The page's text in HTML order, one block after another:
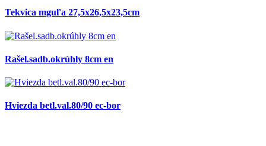
Tekvica mguľa 27,5x26,5x23,5cm
Rašel.sadb.okrúhly 8cm en
Hviezda betl.val.80/90 ec-bor